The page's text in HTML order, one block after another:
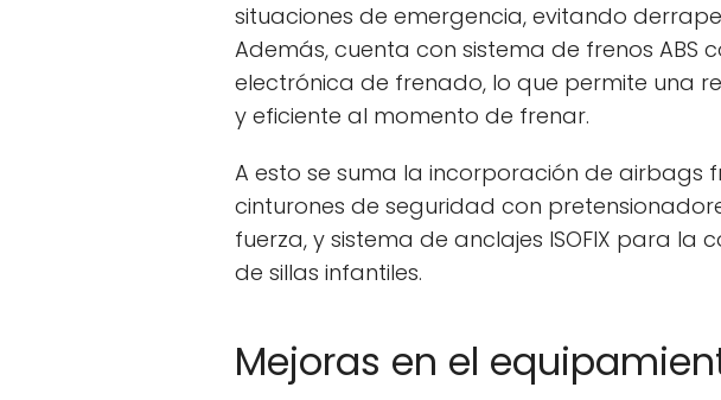
situaciones de emergencia, evitando
Además, cuenta con sistema de frenos ABS
electrónica de frenado, lo que permite una
y eficiente al momento de frenar.
A esto se suma la incorporación de airbags
cinturones de seguridad con
fuerza, y sistema de anclajes ISOFIX para la
de sillas infantiles.
Mejoras en el